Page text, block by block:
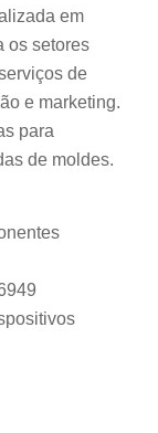
em
os setores
de
e marketing.
para
de moldes.